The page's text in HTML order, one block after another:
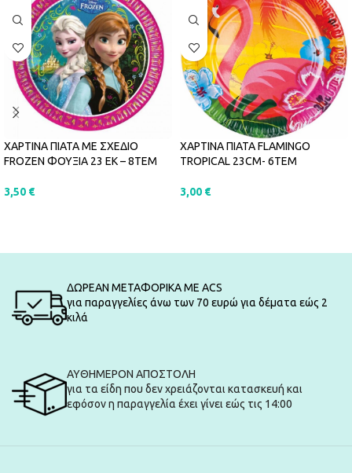
ΧΑΡΤΙΝΑ ΠΙΑΤΑ ΜΕ ΣΧΕΔΙΟ
FROZEN ΦΟΥΞΙΑ 23 ΕΚ – 8ΤΕΜ
3,50 €
ΧΑΡΤΙΝΑ ΠΙΑΤΑ FLAMINGO
TROPICAL 23CM- 6ΤΕΜ
3,00 €
ΔΩΡΕΑΝ ΜΕΤΑΦΟΡΙΚΑ ΜΕ ACS
για παραγγελίες άνω των 70 ευρώ για δέματα εώς 2
κιλά
ΑΥΘΗΜΕΡΟΝ ΑΠΟΣΤΟΛΗ
για τα είδη που δεν χρειάζονται κατασκευή και
εφόσον η παραγγελία έχει γίνει εώς τις 14:00